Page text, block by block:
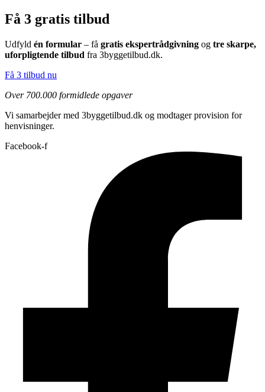
Få 3 gratis tilbud
Udfyld én formular – få gratis ekspertrådgivning og tre skarpe,
uforpligtende tilbud fra 3byggetilbud.dk.
Få 3 tilbud nu
Over 700.000 formidlede opgaver
Vi samarbejder med 3byggetilbud.dk og modtager provision for
henvisninger.
Facebook-f